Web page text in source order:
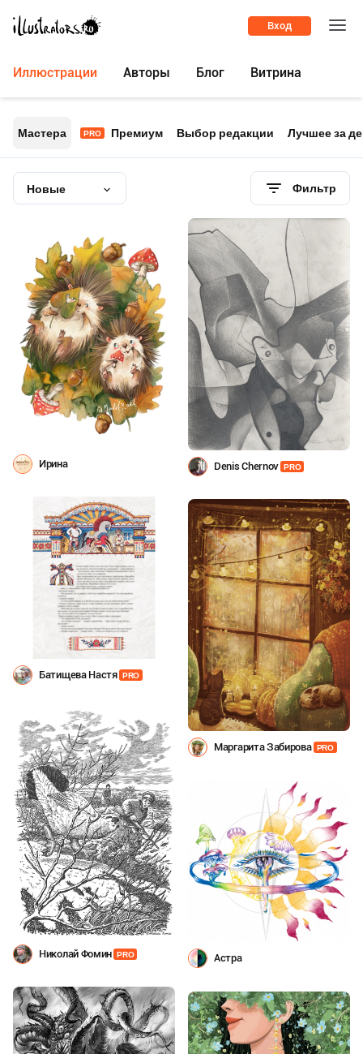
Вход
Иллюстрации Авторы Блог Витрина
Новые
Мастера PRO Премиум Выбор редакции Лучшее за
Фильтр
Ирина Denis Chernov PRO
Батищева Настя PRO
Маргарита Забирова PRO
Николай Фомин PRO Астра